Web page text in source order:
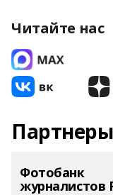
Читайте нас
Партнеры
Фотобанк
журналистов